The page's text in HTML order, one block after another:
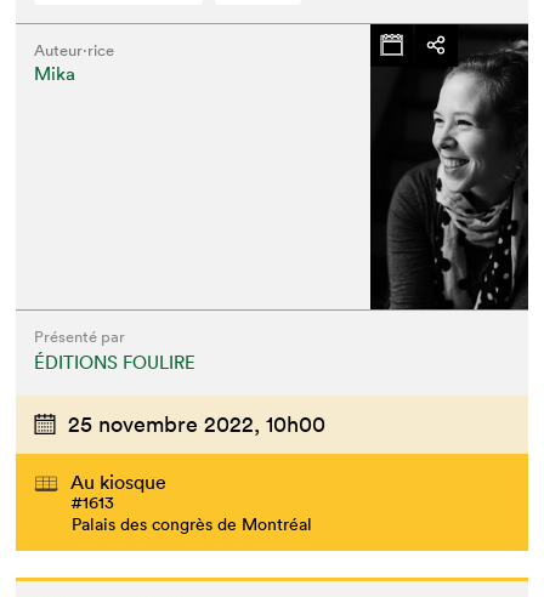
Auteur·rice
Mika
Présenté par
ÉDITIONS FOULIRE
25 novembre 2022, 10h00
Au kiosque
#1613
Palais des congrès de Montréal